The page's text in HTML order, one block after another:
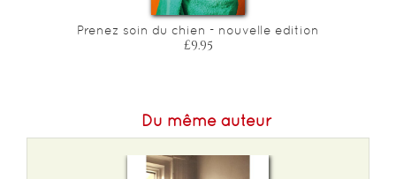
Prenez soin du chien - nouvelle edition
£9.95
Du même auteur